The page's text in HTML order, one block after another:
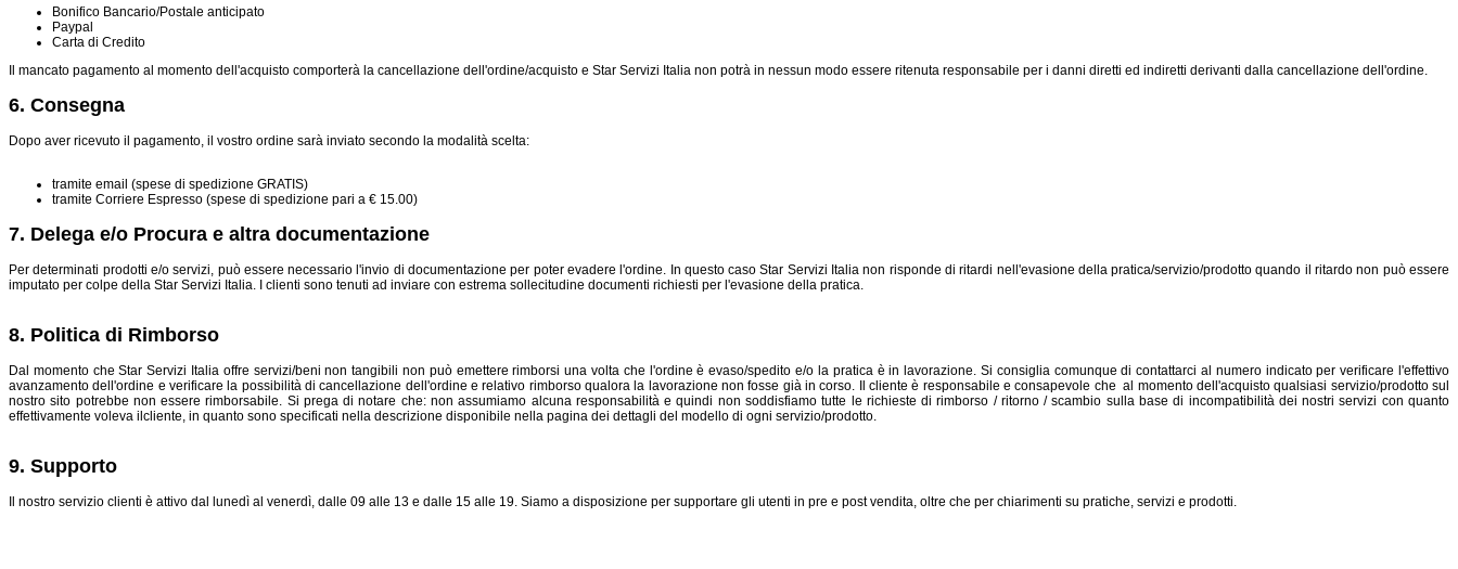
Bonifico Bancario/Postale anticipato
Paypal
Carta di Credito
Il mancato pagamento al momento dell'acquisto comporterà la cancellazione dell'ordine/acquisto e Star Servizi Italia non potrà in nessun modo essere ritenuta responsabile per i danni diretti ed indiretti derivanti dalla cancellazione dell'ordine.
6. Consegna
Dopo aver ricevuto il pagamento, il vostro ordine sarà inviato secondo la modalità scelta:
tramite email (spese di spedizione GRATIS)
tramite Corriere Espresso (spese di spedizione pari a € 15.00)
7. Delega e/o Procura e altra documentazione
Per determinati prodotti e/o servizi, può essere necessario l'invio di documentazione per poter evadere l'ordine. In questo caso Star Servizi Italia non risponde di ritardi nell'evasione della pratica/servizio/prodotto quando il ritardo non può essere
imputato per colpe della Star Servizi Italia. I clienti sono tenuti ad inviare con estrema sollecitudine documenti richiesti per l'evasione della pratica.
8. Politica di Rimborso
Dal momento che Star Servizi Italia offre servizi/beni non tangibili non può emettere rimborsi una volta che l'ordine è evaso/spedito e/o la pratica è in lavorazione. Si consiglia comunque di contattarci al numero indicato per verificare l'effettivo
avanzamento dell'ordine e verificare la possibilità di cancellazione dell'ordine e relativo rimborso qualora la lavorazione non fosse già in corso. Il cliente è responsabile e consapevole che al momento dell'acquisto qualsiasi servizio/prodotto sul
nostro sito potrebbe non essere rimborsabile. Si prega di notare che: non assumiamo alcuna responsabilità e quindi non soddisfiamo tutte le richieste di rimborso / ritorno / scambio sulla base di incompatibilità dei nostri servizi con quanto
effettivamente voleva ilcliente, in quanto sono specificati nella descrizione disponibile nella pagina dei dettagli del modello di ogni servizio/prodotto.
9. Supporto
Il nostro servizio clienti è attivo dal lunedì al venerdì, dalle 09 alle 13 e dalle 15 alle 19. Siamo a disposizione per supportare gli utenti in pre e post vendita, oltre che per chiarimenti su pratiche, servizi e prodotti.